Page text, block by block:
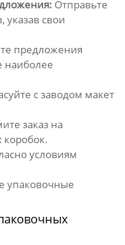
Отправьте
, указав свои
предложения
наиболее
сзаводом макет
заказ на
коробок.
условиям
упаковочные